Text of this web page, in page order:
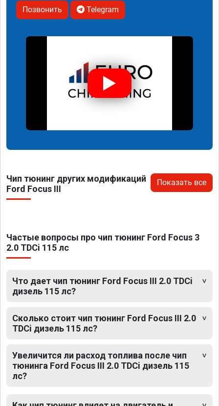
Позвонить Telegram
Чип тюнинг других модификаций
Ford Focus III
Показать все
Частые вопросы про чип тюнинг Ford Focus 3
2.0 TDCi 115 лс
Что дает чип тюнинг Ford Focus III 2.0 TDCi
дизель 115 лс?
Сколько стоит чип тюнинг Ford Focus III 2.0
TDCi дизель 115 лс?
Увеличится ли расход топлива после чип
тюнинга Ford Focus III 2.0 TDCi дизель 115
лс?